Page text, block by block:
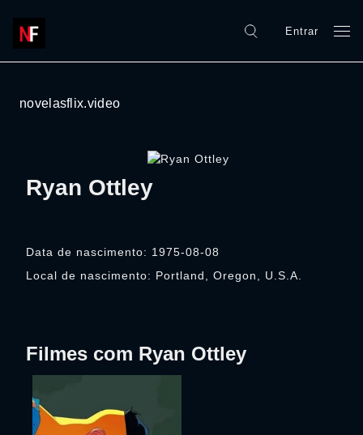
Entrar
novelasflix.video
Ryan Ottley
Data de nascimento: 1975-08-08
Local de nascimento: Portland, Oregon, U.S.A.
Filmes com Ryan Ottley